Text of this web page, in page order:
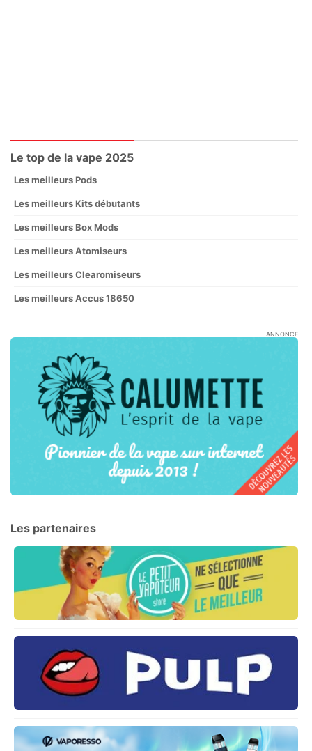
Le top de la vape 2025
Les meilleurs Pods
Les meilleurs Kits débutants
Les meilleurs Box Mods
Les meilleurs Atomiseurs
Les meilleurs Clearomiseurs
Les meilleurs Accus 18650
ANNONCE
Les partenaires